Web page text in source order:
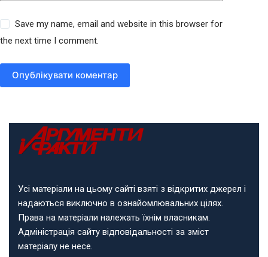
Save my name, email and website in this browser for
the next time I comment.
Опублікувати коментар
Усі матеріали на цьому сайті взяті з відкритих джерел і
надаються виключно в ознайомлювальних цілях.
Права на матеріали належать їхнім власникам.
Адміністрація сайту відповідальності за зміст
матеріалу не несе.